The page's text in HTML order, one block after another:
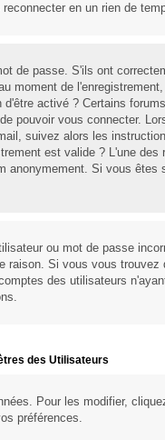
en un rien de
de passe. S'ils ont
moment de
activé ? Certains
pouvoir vous connecter.
suivez alors les
est valide ? L'une
Si vous
ou mot de passe
Si vous vous
des utilisateurs
des Utilisateurs
Pour les modifier,
préférences.